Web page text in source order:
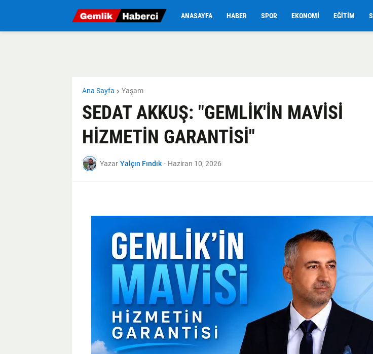
ANASAYFA HABER SPOR EKONOMI EĞITIM
Ana Sayfa Yaşam
SEDAT AKKUŞ: "GEMLİK'İN MAVİSİ
HİZMETİN GARANTİSİ"
Yazar Yalçın Fındık - Haziran 10, 2026